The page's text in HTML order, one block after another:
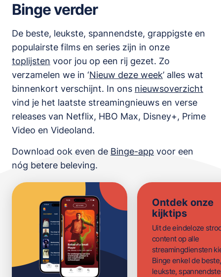
Binge verder
De beste, leukste, spannendste, grappigste en
populairste films en series zijn in onze
toplijsten voor jou op een rij gezet. Zo
verzamelen we in ‘Nieuw deze week’ alles wat
binnenkort verschijnt. In ons nieuwsoverzicht
vind je het laatste streamingnieuws en verse
releases van Netflix, HBO Max, Disney+, Prime
Video en Videoland.
Download ook even de Binge-app voor een
nóg betere beleving.
Ontdek onze
kijktips
Uit de eindeloze
content op alle
streamingdiensten
Binge enkel de beste,
leukste,